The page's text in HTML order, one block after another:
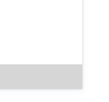
just nu, vänligen